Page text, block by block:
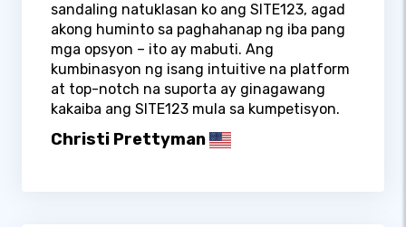
sandaling natuklasan ko ang SITE123, agad
akong huminto sa paghahanap ng iba pang
mga opsyon – ito ay mabuti. Ang
kumbinasyon ng isang intuitive na platform
at top-notch na suporta ay ginagawang
kakaiba ang SITE123 mula sa kumpetisyon.
Christi Prettyman